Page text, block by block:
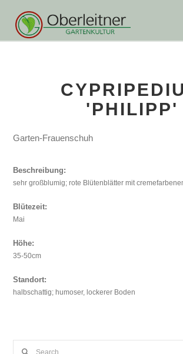
'PHILIPP'
Garten-Frauenschuh
Beschreibung:
sehr großblumig; rote Blütenblätter mit
Blütezeit:
Mai
Höhe:
35-50cm
Standort:
halbschattig; humoser, lockerer Boden